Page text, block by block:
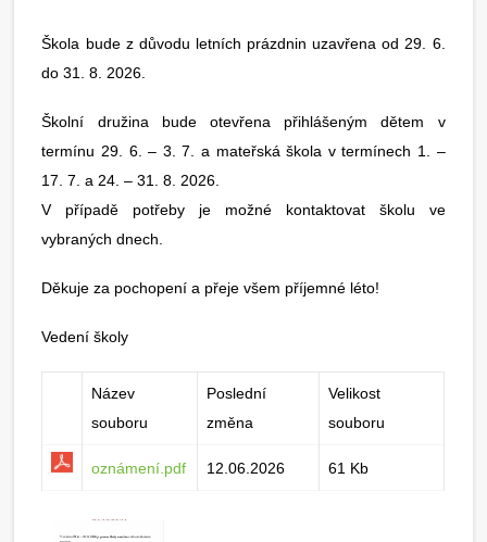
Škola bude z důvodu letních prázdnin uzavřena od 29. 6.
do 31. 8. 2026.
Školní družina bude otevřena přihlášeným dětem v
termínu 29. 6. – 3. 7. a mateřská škola v termínech 1. –
17. 7. a 24. – 31. 8. 2026.
V případě potřeby je možné kontaktovat školu ve
vybraných dnech.
Děkuje za pochopení a přeje všem příjemné léto!
Vedení školy
Název
souboru
Poslední
změna
Velikost
souboru
oznámení.pdf 12.06.2026 61 Kb